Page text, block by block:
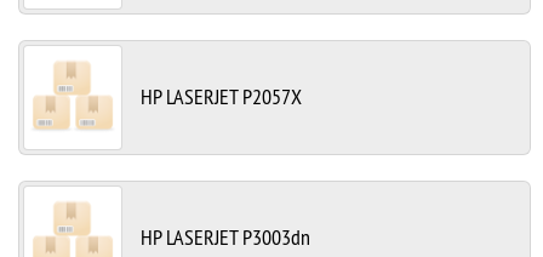
HP LASERJET P2057X
HP LASERJET P3003dn